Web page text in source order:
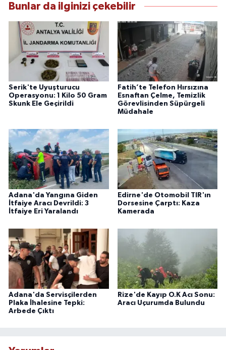
Bunlar da ilginizi çekebilir
Serik'te Uyuşturucu
Operasyonu: 1 Kilo 50 Gram
Skunk Ele Geçirildi
Fatih’te Telefon Hırsızına
Esnaftan Çelme, Temizlik
Görevlisinden Süpürgeli
Müdahale
Adana'da Yangına Giden
İtfaiye Aracı Devrildi: 3
İtfaiye Eri Yaralandı
Edirne'de Otomobil TIR'ın
Dorsesine Çarptı: Kaza
Kamerada
Adana'da Servisçilerden
Plaka İhalesine Tepki:
Arbede Çıktı
Rize'de Kayıp O.K Acı Sonu:
Aracı Uçurumda Bulundu